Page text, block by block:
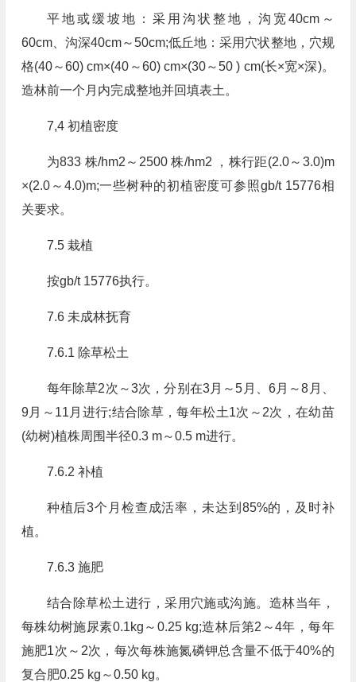
平地或缓坡地：采用沟状整地，沟宽40cm～
60cm、沟深40cm～50cm;低丘地：采用穴状整地，穴规
格(40～60) cm×(40～60) cm×(30～50 ) cm(长×宽×深)。
造林前一个月内完成整地并回填表土。
7,4 初植密度
为833 株/hm2～2500 株/hm2 ，株行距(2.0～3.0)m
×(2.0～4.0)m;一些树种的初植密度可参照gb/t 15776相
关要求。
7.5 栽植
按gb/t 15776执行。
7.6 未成林抚育
7.6.1 除草松土
每年除草2次～3次，分别在3月～5月、6月～8月、
9月～11月进行;结合除草，每年松土1次～2次，在幼苗
(幼树)植株周围半径0.3 m～0.5 m进行。
7.6.2 补植
种植后3个月检查成活率，未达到85%的，及时补
植。
7.6.3 施肥
结合除草松土进行，采用穴施或沟施。造林当年，
每株幼树施尿素0.1kg～0.25 kg;造林后第2～4年，每年
施肥1次～2次，每次每株施氮磷钾总含量不低于40%的
复合肥0.25 kg～0.50 kg。